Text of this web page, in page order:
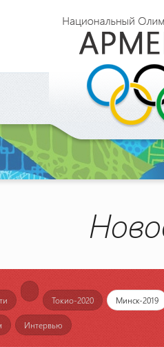
Токио-2020 Минск-2019
Интервью